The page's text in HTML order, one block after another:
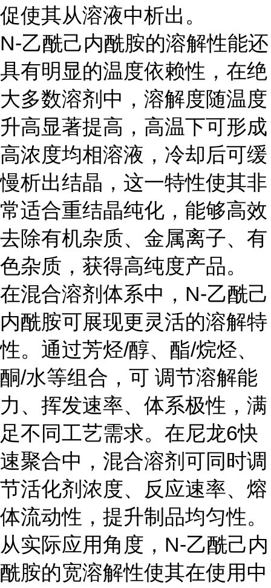
促使其从溶液中析出。
N-乙酰己内酰胺的溶解性能还
具有明显的温度依赖性，在绝
大多数溶剂中，溶解度随温度
升高显著提高，高温下可形成
高浓度均相溶液，冷却后可缓
慢析出结晶，这一特性使其非
常适合重结晶纯化，能够高效
去除有机杂质、金属离子、有
色杂质，获得高纯度产品。
在混合溶剂体系中，N-乙酰己
内酰胺可展现更灵活的溶解特
性。通过芳烃/醇、酯/烷烃、
酮/水等组合，可 调节溶解能
力、挥发速率、体系极性，满
足不同工艺需求。在尼龙6快
速聚合中，混合溶剂可同时调
节活化剂浓度、反应速率、熔
体流动性，提升制品均匀性。
从实际应用角度，N-乙酰己内
酰胺的宽溶解性使其在使用中